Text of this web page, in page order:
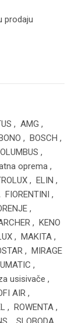
prodaju
, AMG ,
BONO , BOSCH ,
,
oprema ,
, ELIN ,
FIORENTINI ,
,
,
KENO
, MAKITA ,
,
MIRAGE
,
usisivače ,
AIR ,
, ROWENTA ,